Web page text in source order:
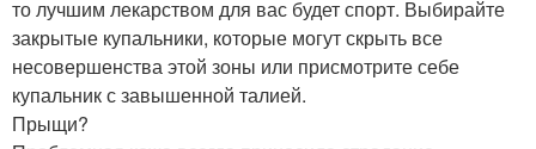
то лучшим лекарством для вас будет спорт. Выбирайте
закрытые купальники, которые могут скрыть все
несовершенства этой зоны или присмотрите себе
купальник с завышенной талией.
Прыщи?